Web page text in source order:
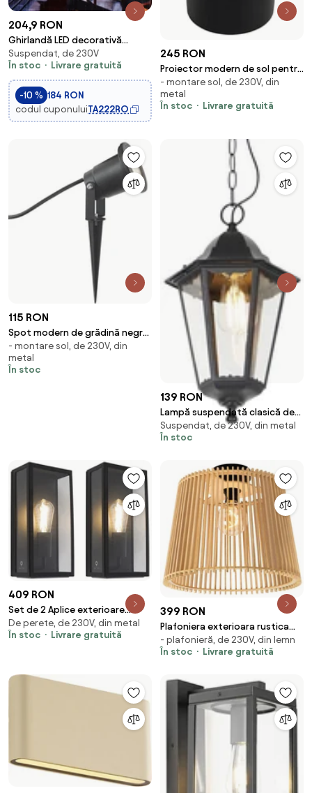
204,9 RON
Ghirlandă LED decorativă
pentru exterior,
25xE12/1W/230V, 17,5 m, IP65,
negru
Suspendat, de 230V
În stoc
Livrare gratuită
-10 % 184 RON
codul cuponuluiTA222RO
245 RON
Proiector modern de sol pentru
exterior negru AR70 reglabil
IP65 - Delux
- montare sol, de 230V, din
metal
În stoc
Livrare gratuită
115 RON
Spot modern de grădină negru
cu LED inclus, reglabil, cu cablu
și ștecher 250cm IP65 - Basic
- montare sol, de 230V, din
metal
În stoc
139 RON
Lampă suspendată clasică de
exterior neagră IP44 - Havana
Up
Suspendat, de 230V, din metal
În stoc
409 RON
Set de 2 Aplice exterioare
negre IP44 cu sticlă -
Rotterdam
De perete, de 230V, din metal
În stoc
Livrare gratuită
399 RON
Plafoniera exterioara rustica
din lemn IP44 - Jayla
- plafonieră, de 230V, din lemn
În stoc
Livrare gratuită